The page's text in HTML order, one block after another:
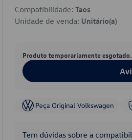
Compatibilidade: Taos
Unidade de venda: Unitário(a)
Produto temporariamente esgotado.
Peça Original Volkswagen
Tem dúvidas sobre a